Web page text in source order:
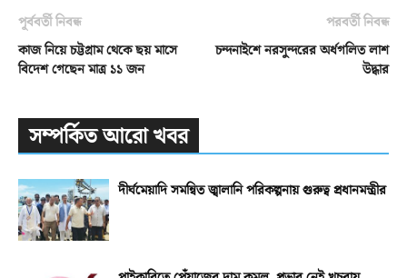
পূর্ববর্তী নিবন্ধ
কাজ নিয়ে চট্টগ্রাম থেকে ছয় মাসে
বিদেশ গেছেন মাত্র ১১ জন
পরবর্তী নিবন্ধ
চন্দনাইশে নরসুন্দরের অর্ধগলিত লাশ
উদ্ধার
সম্পর্কিত আরো খবর
দীর্ঘমেয়াদি সমন্বিত জ্বালানি পরিকল্পনায় গুরুত্ব প্রধানমন্ত্রীর